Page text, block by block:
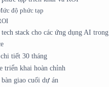
độ phức tạp
tech stack cho các ứng dụng AI trong
tiết 30 tháng
triển khai hoàn chỉnh
giao cuối dự án